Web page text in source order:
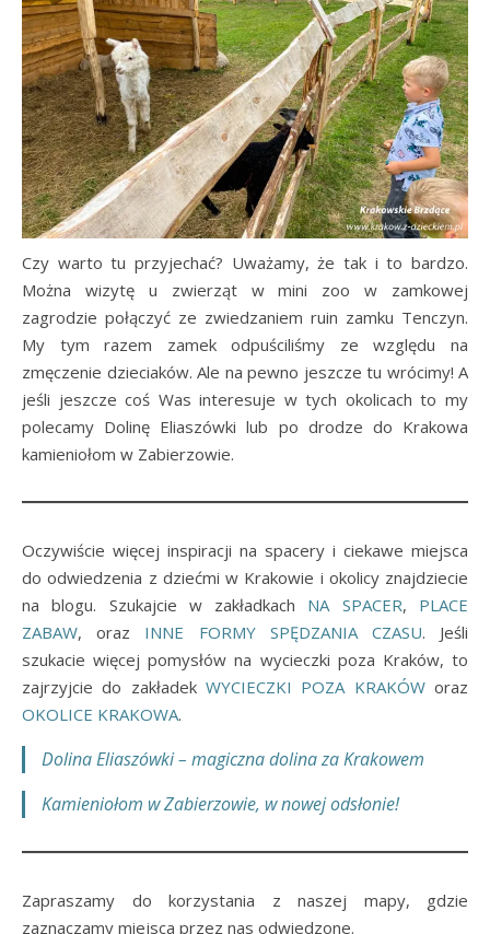
Czy warto tu przyjechać? Uważamy, że tak i to bardzo.
Można wizytę u zwierząt w mini zoo w zamkowej
zagrodzie połączyć ze zwiedzaniem ruin zamku Tenczyn.
My tym razem zamek odpuściliśmy ze względu na
zmęczenie dzieciaków. Ale na pewno jeszcze tu wrócimy! A
jeśli jeszcze coś Was interesuje w tych okolicach to my
polecamy Dolinę Eliaszówki lub po drodze do Krakowa
kamieniołom w Zabierzowie.
Oczywiście więcej inspiracji na spacery i ciekawe miejsca
do odwiedzenia z dziećmi w Krakowie i okolicy znajdziecie
na blogu. Szukajcie w zakładkach NA SPACER, PLACE
ZABAW, oraz INNE FORMY SPĘDZANIA CZASU. Jeśli
szukacie więcej pomysłów na wycieczki poza Kraków, to
zajrzyjcie do zakładek WYCIECZKI POZA KRAKÓWoraz
OKOLICE KRAKOWA.
Dolina Eliaszówki – magiczna dolina za Krakowem
Kamieniołom w Zabierzowie, w nowej odsłonie!
Zapraszamy do korzystania z naszej mapy, gdzie
zaznaczamy miejsca przez nas odwiedzone.